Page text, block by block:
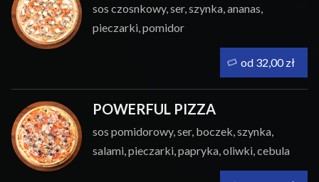
sos czosnkowy, ser, szynka, ananas,
pieczarki, pomidor
POWERFUL PIZZA
sos pomidorowy, ser, boczek, szynka,
salami, pieczarki, papryka, oliwki, cebula